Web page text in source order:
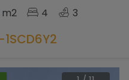
m2 4 3